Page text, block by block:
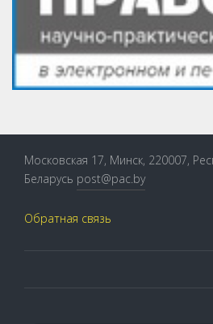
Московская 17, Минск, 220007,
Беларусь post@pac.by
Обратная связь